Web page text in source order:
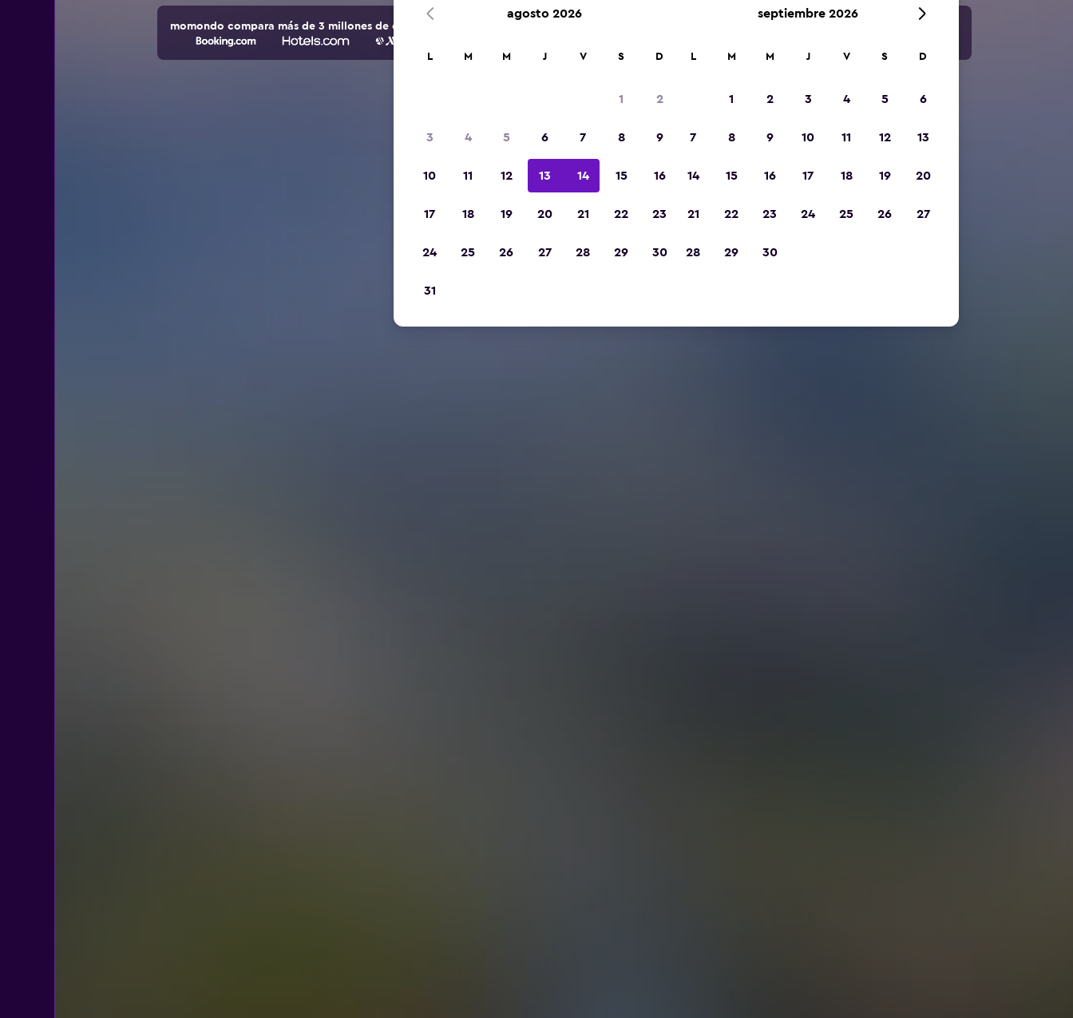
momondo compara más de 3 millones de opciones de hoteles y alojamientos.
agosto 2026
L M M J V S D
1 2
3 4 5 6 7 8 9
10 11 12 13 14 15 16
17 18 19 20 21 22 23
24 25 26 27 28 29 30
31
septiembre 2026
L M M J V S D
1 2 3 4 5 6
7 8 9 10 11 12 13
14 15 16 17 18 19 20
21 22 23 24 25 26 27
28 29 30